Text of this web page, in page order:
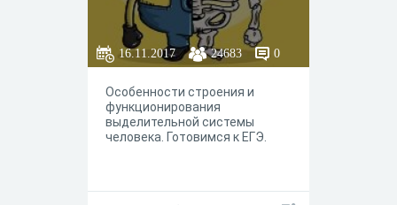
16.11.2017 24683 0
Особенности строения и
функционирования
выделительной системы
человека. Готовимся к ЕГЭ.